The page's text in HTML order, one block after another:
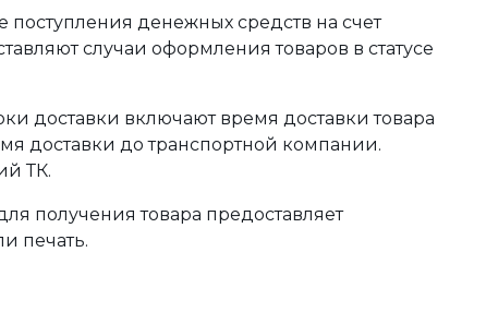
поступления денежных средств на счет
случаи оформления товаров в статусе
доставки включают время доставки товара
доставки до транспортной компании.
ТК.
получения товара предоставляет
печать.